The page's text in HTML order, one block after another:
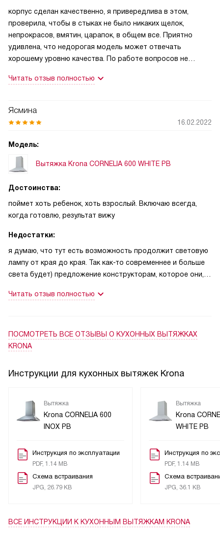
корпус сделан качественно, я привередлива в этом,
проверила, чтобы в стыках не было никаких щелок,
непрокрасов, вмятин, царапок, в общем все. Приятно
удивлена, что недорогая модель может отвечать
хорошему уровню качества. По работе вопросов не
Читать отзыв полностью
Ясмина
16.02.2022
Модель:
Вытяжка Krona CORNELIA 600 WHITE PB
Достоинства:
поймет хоть ребенок, хоть взрослый. Включаю всегда,
когда готовлю, результат вижу
Недостатки:
я думаю, что тут есть возможность продолжит световую
лампу от края до края. Так как-то современнее и больше
света будет) предложение конструкторам, которое они,
Читать отзыв полностью
ПОСМОТРЕТЬ ВСЕ ОТЗЫВЫ О КУХОННЫХ ВЫТЯЖКАХ
KRONA
Инструкции для кухонных вытяжек Krona
Вытяжка
Krona CORNELIA 600
INOX PB
Инструкция по эксплуатации
PDF, 1.14 MB
Схема встраивания
JPG, 26.79 KB
Вытяжка
Krona
WHITE PB
Инструкция по
PDF, 1.14 MB
Схема
JPG, 36.1 KB
ВСЕ ИНСТРУКЦИИ К КУХОННЫМ ВЫТЯЖКАМ KRONA